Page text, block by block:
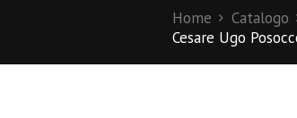
Home Catalogo
Cesare Ugo